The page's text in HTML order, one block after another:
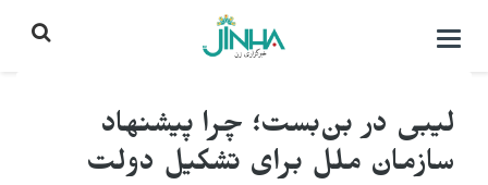
باز
بستن
لیبی در بن‌بست؛ چرا پیشنهاد
سازمان ملل برای تشکیل دولت